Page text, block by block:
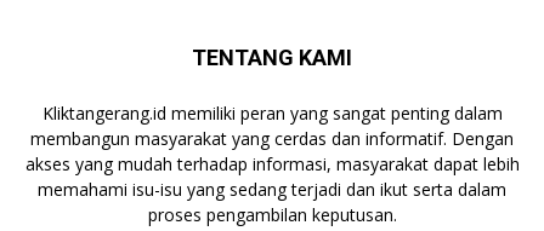
TENTANG KAMI
Kliktangerang.id memiliki peran yang sangat penting dalam
membangun masyarakat yang cerdas dan informatif. Dengan
akses yang mudah terhadap informasi, masyarakat dapat lebih
memahami isu-isu yang sedang terjadi dan ikut serta dalam
proses pengambilan keputusan.